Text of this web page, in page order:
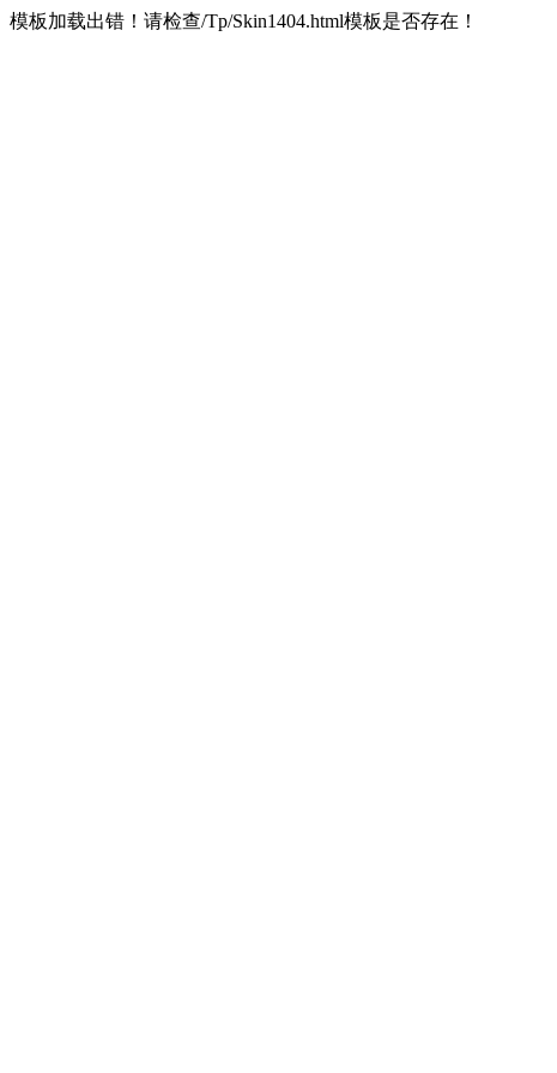
模板加载出错！请检查/Tp/Skin1404.html模板是否存在！